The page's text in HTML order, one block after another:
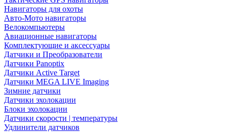
Навигаторы для охоты
Авто-Мото навигаторы
Велокомпьютеры
Авиационные навигаторы
Комплектующие и аксессуары
Датчики и Преобразователи
Датчики Panoptix
Датчики Active Target
Датчики MEGA LIVE Imaging
Зимние датчики
Датчики эхолокации
Блоки эхолокации
Датчики скорости | температуры
Удлинители датчиков